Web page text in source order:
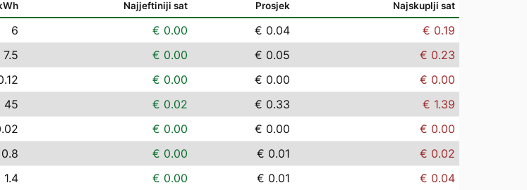
Najjeftiniji sat Prosjek Najskuplji sat
6 € 0.00 € 0.04
€ 0.19
7.5 € 0.00 € 0.05
€ 0.23
€ 0.00 € 0.00
€ 0.00
45 € 0.02 € 0.33
€ 1.39
€ 0.00 € 0.00
€ 0.00
0.8 € 0.00 € 0.01
€ 0.02
1.4 € 0.00 € 0.01
€ 0.04